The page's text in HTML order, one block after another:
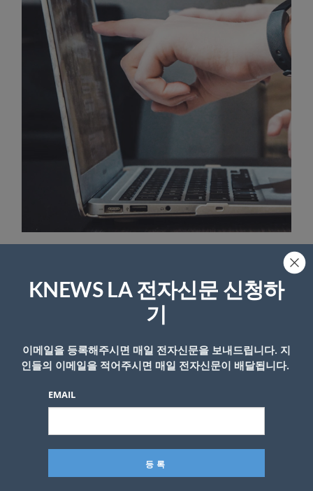
KNEWSLA는 미디어가치와 광고 정책에 따라 광고 게재 전 광
고물을 사전 검토할 수 있습니다. 이에 따라 내부 기준에 맞지
않거나 내부 결정에 따라 특정 광고물의 수정요구 및 게재를 거
입시도 등의 문제로 피해가 발생할 경우 손해배상 등을 청구할
수 있습니다.
광고효과
KNEWS LA 전자신문 신청하
기
이메일을 등록해주시면 매일 전자신문을 보내드립니다. 지
인들의 이메일을 적어주시면 매일 전자신문이 배달됩니다.
EMAIL